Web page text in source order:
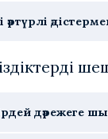
әртүрлі
дәрежеге